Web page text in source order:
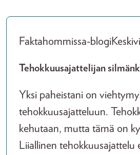
Faktahommissa-blogi
Tehokkuusajattelijan
Yksi paheistani on
tehokkuusajatteluun.
kehutaan, mutta tämä on
Liiallinen tehokkuusajattelu